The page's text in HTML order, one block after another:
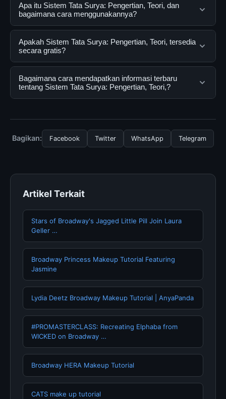
Apa itu Sistem Tata Surya: Pengertian, Teori, dan
bagaimana cara menggunakannya?
Sistem Tata Surya: Pengertian, Teori, adalah layanan
digital yang dirancang untuk membantu pengguna
mendapatkan informasi lengkap dan terpercaya. Anda
dapat menggunakannya dengan mengunjungi situs
resmi dan mengikuti panduan yang tersedia.
Apakah Sistem Tata Surya: Pengertian, Teori, tersedia
secara gratis?
Ya, Sistem Tata Surya: Pengertian, Teori, dapat diakses
secara gratis oleh semua pengguna. Tidak ada biaya
tersembunyi atau langganan yang diperlukan untuk
Bagaimana cara mendapatkan informasi terbaru
tentang Sistem Tata Surya: Pengertian, Teori,?
halaman resmi kami secara berkala. Kami selalu
memperbarui konten dengan informasi terkini dan
Bagikan: Facebook Twitter WhatsApp Telegram
Artikel Terkait
Stars of Broadway's Jagged Little Pill Join Laura
Geller …
Broadway Princess Makeup Tutorial Featuring
Jasmine
Lydia Deetz Broadway Makeup Tutorial | AnyaPanda
#PROMASTERCLASS: Recreating Elphaba from
WICKED on Broadway …
Broadway HERA Makeup Tutorial
CATS make up tutorial